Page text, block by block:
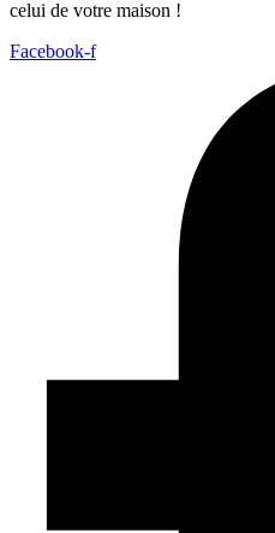
celui de votre maison !
Facebook-f